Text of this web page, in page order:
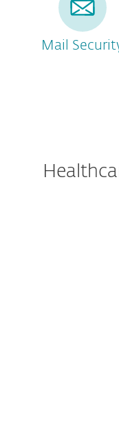
Mail